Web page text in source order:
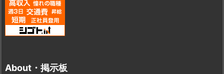
About・掲示板